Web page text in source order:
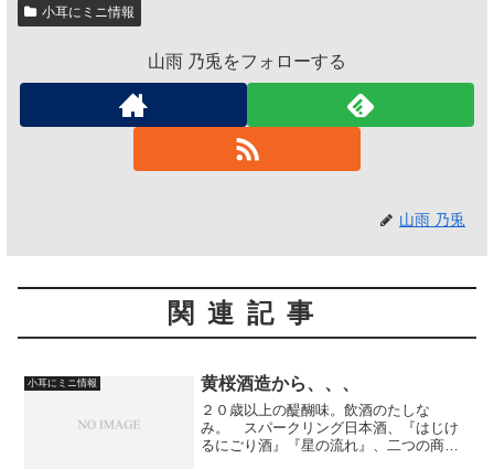
小耳にミニ情報
山雨 乃兎をフォローする
山雨 乃兎
関連記事
小耳にミニ情報 黄桜酒造から、、、
２０歳以上の醍醐味。飲酒のたしな
み。 スパークリング日本酒、『はじけ
るにごり酒』『星の流れ』、二つの商品